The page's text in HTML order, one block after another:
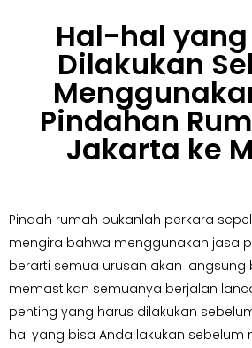
Hal-hal yang
Dilakukan
Pindahan
Jakarta ke
Pindah rumah bukanlah perkara
mengira bahwa menggunakan jasa
berarti semua urusan akan langsung
memastikan semuanya berjalan
penting yang harus dilakukan
hal yang bisa Anda lakukan sebelum